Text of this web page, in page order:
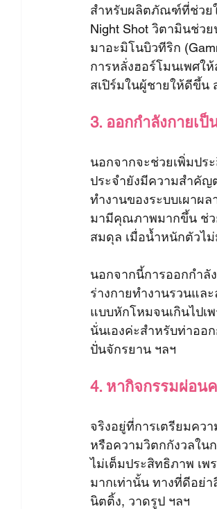
สำหรับผลิตภัณฑ์ที่ช่วย
Night Shot วิตามินช่ว
มาอะมิโนบิวทีริก
การหลั่งฮอร์โมนเพศใ
สเปิร์มในผู้ชายให้ดีขึ้น
3. ออกกำลังกายเป็
นอกจากจะช่วยเพิ่มปร
ประจำยังมีความสำคัญ
ทำงานของระบบเผาผ
มามีคุณภาพมากขึ้น ช่ว
สมดุล เมื่อน้ำหนักตัวไ
นอกจากนี้การออกกำลั
ร่างกายทำงานรวนแล
แบบหักโหมจนเกินไปเ
นั่นเองค่ะสำหรับท่าออ
ปั่นจักรยาน ฯลฯ
4. หากิจกรรมผ่อน
จริงอยู่ที่การเตรียมคว
หรือความวิตกกังวลใน
ไม่เต็มประสิทธิภาพ เพ
มากเท่านั้น ทางที่ดีอย่
นิตติ้ง, วาดรูป ฯลฯ